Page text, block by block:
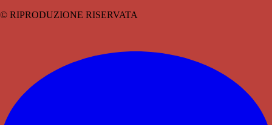
© RIPRODUZIONE RISERVATA